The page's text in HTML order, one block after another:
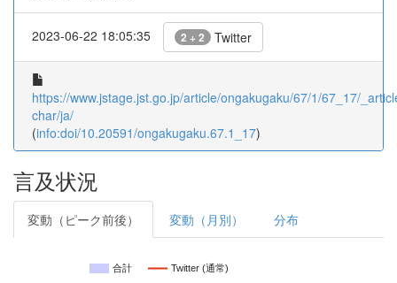
2023-06-22 18:05:35 2 + 2 Twitter
https://www.jstage.jst.go.jp/article/ongakugaku/67/1/67_17/
char/ja/
(info:doi/10.20591/ongakugaku.67.1_17)
言及状況
変動（ピーク前後） 変動（月別） 分布
合計 Twitter (通常)